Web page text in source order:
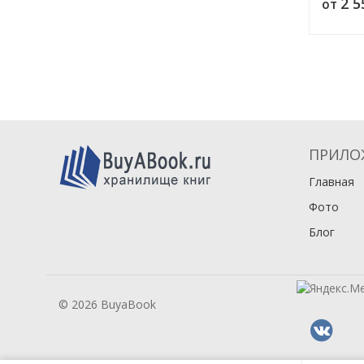
от
Главная
Фото
Блог
© 2026 BuyaBook